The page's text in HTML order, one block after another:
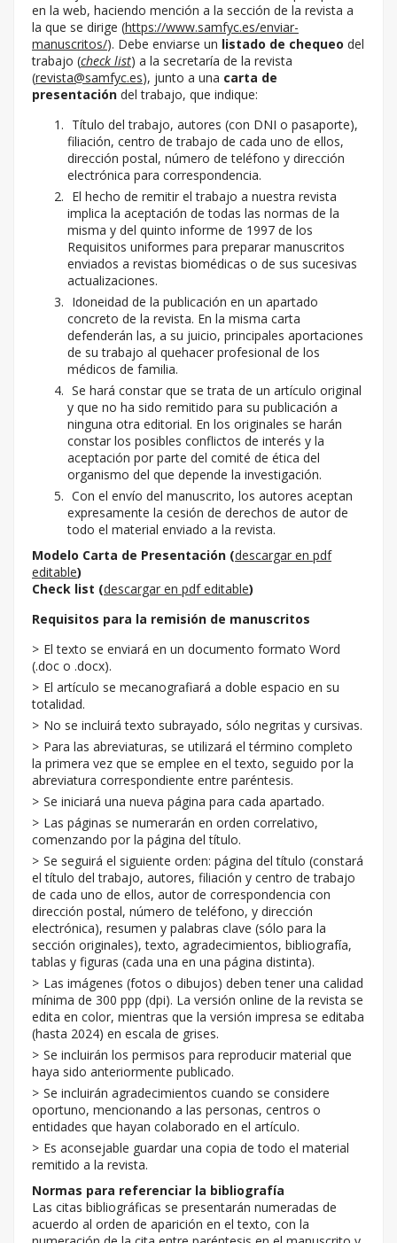
en la web, haciendo mención a la sección de la revista a
la que se dirige (https://www.samfyc.es/enviar-
manuscritos/). Debe enviarse un listado de chequeo del
trabajo (check list) a la secretaría de la revista
(revista@samfyc.es), junto a una carta de
presentación del trabajo, que indique:
Título del trabajo, autores (con DNI o pasaporte),
filiación, centro de trabajo de cada uno de ellos,
dirección postal, número de teléfono y dirección
electrónica para correspondencia.
El hecho de remitir el trabajo a nuestra revista
implica la aceptación de todas las normas de la
misma y del quinto informe de 1997 de los
Requisitos uniformes para preparar manuscritos
enviados a revistas biomédicas o de sus sucesivas
actualizaciones.
Idoneidad de la publicación en un apartado
concreto de la revista. En la misma carta
defenderán las, a su juicio, principales aportaciones
de su trabajo al quehacer profesional de los
médicos de familia.
Se hará constar que se trata de un artículo original
y que no ha sido remitido para su publicación a
ninguna otra editorial. En los originales se harán
constar los posibles conflictos de interés y la
aceptación por parte del comité de ética del
organismo del que depende la investigación.
Con el envío del manuscrito, los autores aceptan
expresamente la cesión de derechos de autor de
todo el material enviado a la revista.
Modelo Carta de Presentación (descargar en pdf
editable)
Check list (descargar en pdf editable)
Requisitos para la remisión de manuscritos
El texto se enviará en un documento formato Word
(.doc o .docx).
El artículo se mecanografiará a doble espacio en su
totalidad.
No se incluirá texto subrayado, sólo negritas y cursivas.
Para las abreviaturas, se utilizará el término completo
la primera vez que se emplee en el texto, seguido por la
abreviatura correspondiente entre paréntesis.
Se iniciará una nueva página para cada apartado.
Las páginas se numerarán en orden correlativo,
comenzando por la página del título.
Se seguirá el siguiente orden: página del título (constará
el título del trabajo, autores, filiación y centro de trabajo
de cada uno de ellos, autor de correspondencia con
dirección postal, número de teléfono, y dirección
electrónica), resumen y palabras clave (sólo para la
sección originales), texto, agradecimientos, bibliografía,
tablas y figuras (cada una en una página distinta).
Las imágenes (fotos o dibujos) deben tener una calidad
mínima de 300 ppp (dpi). La versión online de la revista se
edita en color, mientras que la versión impresa se editaba
(hasta 2024) en escala de grises.
Se incluirán los permisos para reproducir material que
haya sido anteriormente publicado.
Se incluirán agradecimientos cuando se considere
oportuno, mencionando a las personas, centros o
entidades que hayan colaborado en el artículo.
Es aconsejable guardar una copia de todo el material
remitido a la revista.
Normas para referenciar la bibliografía
Las citas bibliográficas se presentarán numeradas de
acuerdo al orden de aparición en el texto, con la